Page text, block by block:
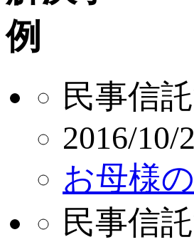
民事信
2016/10/
お母様
民事信